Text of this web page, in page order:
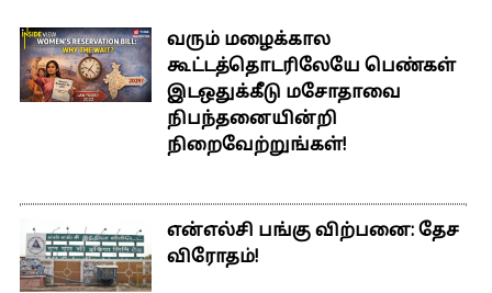
வரும் மழைக்கால
கூட்டத்தொடரிலேயே பெண்கள்
இடஒதுக்கீடு மசோதாவை
நிபந்தனையின்றி
நிறைவேற்றுங்கள்!
என்எல்சி பங்கு விற்பனை: தேச
விரோதம்!